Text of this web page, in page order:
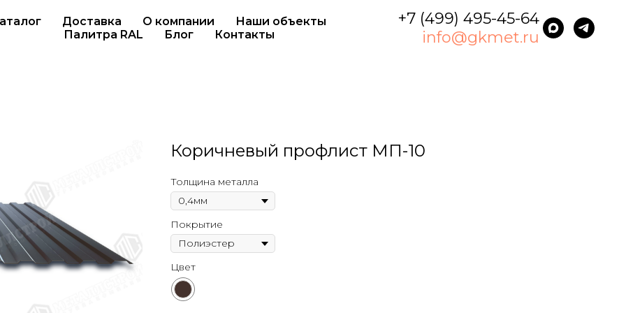
Доставка О компании
Наши объекты
Палитра RAL
Блог Контакты
+7 (499) 495-45-64
info@gkmet.ru
Коричневый профлист МП-10
Толщина металла
Покрытие
Цвет